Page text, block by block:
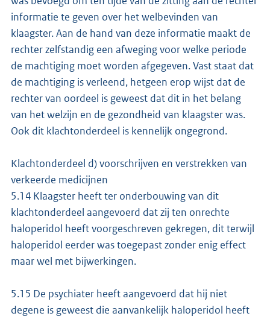
informatie te geven over het welbevinden van
klaagster. Aan de hand van deze informatie maakt de
rechter zelfstandig een afweging voor welke periode
de machtiging moet worden afgegeven. Vast staat dat
de machtiging is verleend, hetgeen erop wijst dat de
rechter van oordeel is geweest dat dit in het belang
van het welzijn en de gezondheid van klaagster was.
Ook dit klachtonderdeel is kennelijk ongegrond.
Klachtonderdeel d) voorschrijven en verstrekken van
verkeerde medicijnen
5.14 Klaagster heeft ter onderbouwing van dit
klachtonderdeel aangevoerd dat zij ten onrechte
haloperidol heeft voorgeschreven gekregen, dit terwijl
haloperidol eerder was toegepast zonder enig effect
maar wel met bijwerkingen.
5.15 De psychiater heeft aangevoerd dat hij niet
degene is geweest die aanvankelijk haloperidol heeft